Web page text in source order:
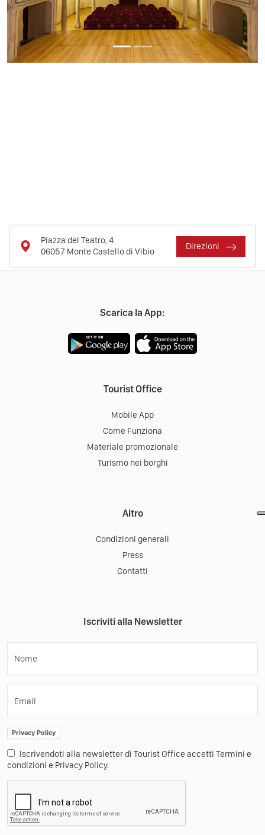
Piazza del Teatro, 4
06057 Monte Castello di Vibio
Direzioni
Scarica la App:
Tourist Office
Mobile App
Come Funziona
Materiale promozionale
Turismo nei borghi
Altro
Condizioni generali
Press
Contatti
Iscriviti alla Newsletter
Nome
Email
Privacy Policy
Iscrivendoti alla newsletter di Tourist Office accetti Termini e
condizioni e Privacy Policy.